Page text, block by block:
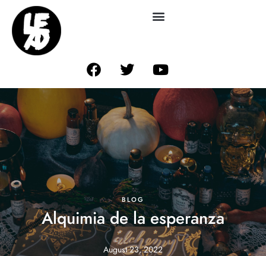
BLOG
Alquimia de la esperanza
August 23, 2022